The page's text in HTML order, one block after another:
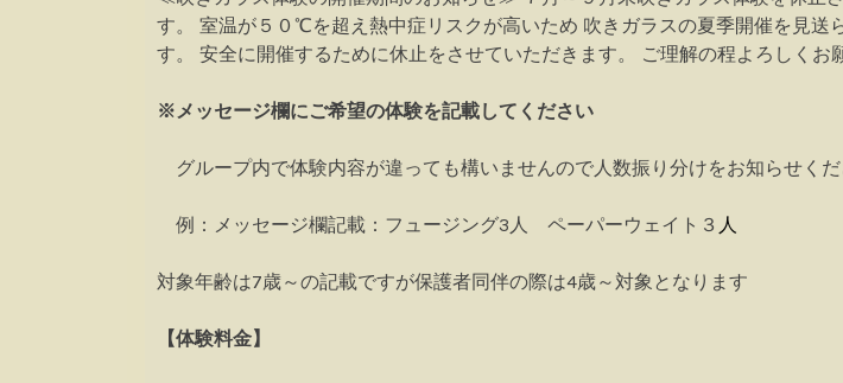
す。 室温が５０℃を超え熱中症リスクが高いため 吹きガラスの夏季開催を見送
す。 安全に開催するために休止をさせていただきます。 ご理解の程よろしくお
※メッセージ欄にご希望の体験を記載してください
グループ内で体験内容が違っても構いませんので人数振り分けをお知らせく
例：メッセージ欄記載：フュージング3人 ペーパーウェイト３ 人
対象年齢は7歳～の記載ですが保護者同伴の際は4歳～対象となります
【体験料金】